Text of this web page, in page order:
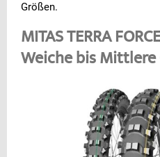
Größen.
MITAS TERRA
Weiche bis